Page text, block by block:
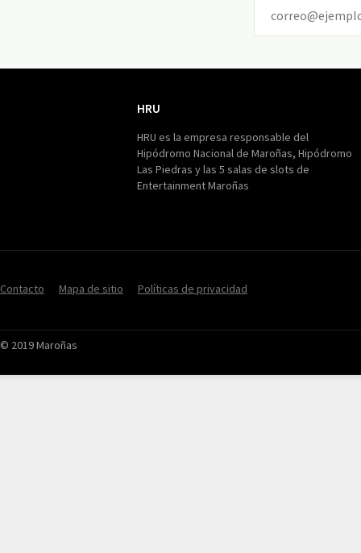
HRU
HRU es la empresa responsable del
Hipódromo Nacional de Maroñas, Hipódromo
Las Piedras y las 5 salas de slots de
Entertainment Maroñas
Contacto Mapa de sitio Políticas de privacidad
© 2019 Maroñas